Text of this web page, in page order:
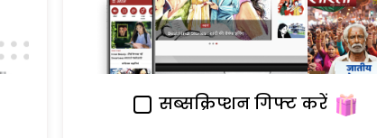
सब्सक्रिप्शन गिफ्ट करें